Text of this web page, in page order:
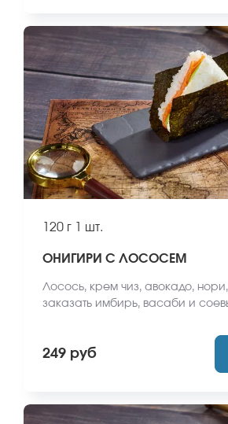
120 г 1 шт.
ОНИГИРИ С ЛОСОСЕМ
Лосось, крем чиз, авокадо,
заказать имбирь, васаби и
может отличаться от фото на
249 руб